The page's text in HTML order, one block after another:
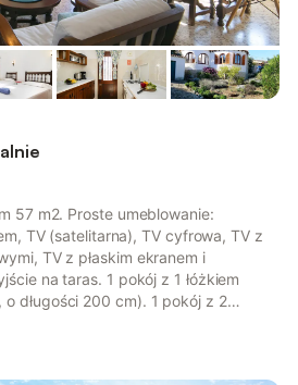
57 m2. Proste umeblowanie:
TV (satelitarna), TV cyfrowa, TV z
TV z płaskim ekranem i
na taras. 1 pokój z 1 łóżkiem
długości 200 cm). 1 pokój z 2
toster, czajnik elektryczny,